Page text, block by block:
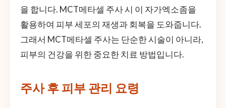
을 합니다. MCT메타셀 주사 시 이 자가엑소좀을
활용하여 피부 세포의 재생과 회복을 도와줍니다.
그래서 MCT메타셀 주사는 단순한 시술이 아니라,
피부의 건강을 위한 중요한 치료 방법입니다.
주사 후 피부 관리 요령